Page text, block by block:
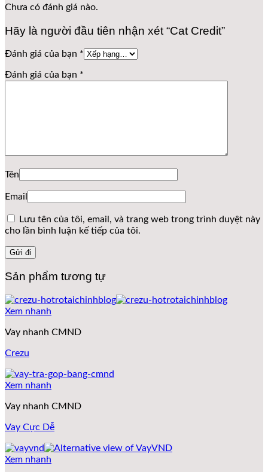
Chưa có đánh giá nào.
Hãy là người đầu tiên nhận xét “Cat Credit”
Đánh giá của bạn *
Đánh giá của bạn *
Tên
Email
Lưu tên của tôi, email, và trang web trong trình duyệt này
cho lần bình luận kế tiếp của tôi.
Sản phẩm tương tự
Xem nhanh
Vay nhanh CMND
Crezu
Xem nhanh
Vay nhanh CMND
Vay Cực Dễ
Xem nhanh